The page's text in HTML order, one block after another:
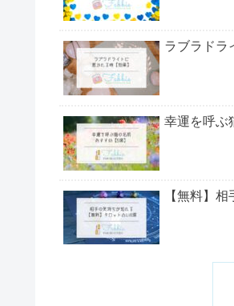
上記のほかにも、 ツインレ
ツインレイと出会うと起こ